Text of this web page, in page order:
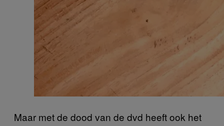
Maar met de dood van de dvd heeft ook het